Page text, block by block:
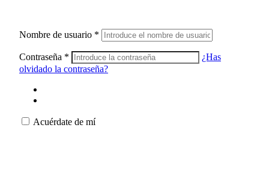
Nombre de usuario *
Contraseña *
¿Has
olvidado la contraseña?
Acuérdate de mí